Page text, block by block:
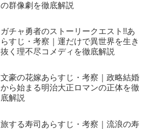
の群像劇を徹底解説
ガチャ勇者のストーリークエスト!!あ
らすじ・考察｜運だけで異世界を生き
抜く理不尽コメディを徹底解説
文豪の花嫁あらすじ・考察｜政略結婚
から始まる明治大正ロマンの正体を徹
底解説
旅する寿司あらすじ・考察｜流浪の寿